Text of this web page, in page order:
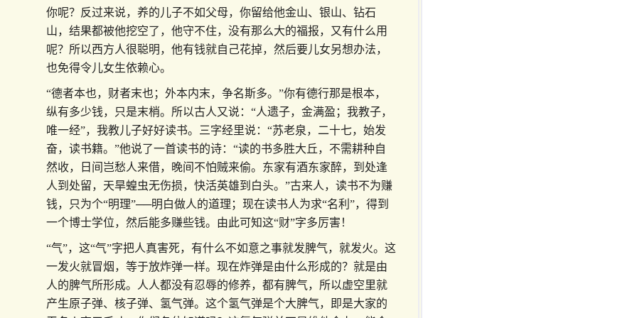
你呢？反过来说，养的儿子不如父母，你留给他金山、银山、钻石
山，结果都被他挖空了，他守不住，没有那么大的福报，又有什么用
呢？所以西方人很聪明，他有钱就自己花掉，然后要儿女另想办法，
也免得令儿女生依赖心。
“德者本也，财者末也；外本内末，争名斯多。”你有德行那是根本，
纵有多少钱，只是末梢。所以古人又说：“人遗子，金满盈；我教子，
唯一经”，我教儿子好好读书。三字经里说：“苏老泉，二十七，始发
奋，读书籍。”他说了一首读书的诗：“读的书多胜大丘，不需耕种自
然收，日间岂愁人来借，晚间不怕贼来偷。东家有酒东家醉，到处逢
人到处留，天旱蝗虫无伤损，快活英雄到白头。”古来人，读书不为赚
钱，只为个“明理”──明白做人的道理；现在读书人为求“名利”，得到
一个博士学位，然后能多赚些钱。由此可知这“财”字多厉害！
“气”，这“气”字把人真害死，有什么不如意之事就发脾气，就发火。这
一发火就冒烟，等于放炸弹一样。现在炸弹是由什么形成的？就是由
人的脾气所形成。人人都没有忍辱的修养，都有脾气，所以虚空里就
产生原子弹、核子弹、氢气弹。这个氢气弹是个大脾气，即是大家的